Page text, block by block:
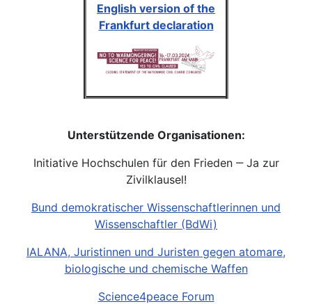
English version of the
Frankfurt declaration
Unterstützende Organisationen:
Initiative Hochschulen für den Frieden ‒ Ja zur
Zivilklausel!
Bund demokratischer Wissenschaftlerinnen und
Wissenschaftler (BdWi)
IALANA, Juristinnen und Juristen gegen atomare,
biologische und chemische Waffen
Science4peace Forum